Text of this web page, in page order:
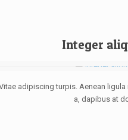
Integer
adipiscing turpis. Aenean ligula
a, dapibus at